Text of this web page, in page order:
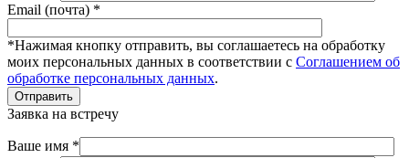
Email (почта) *
*Нажимая кнопку отправить, вы соглашаетесь на обработку
моих персональных данных в соответствии с Соглашением об
обработке персональных данных.
Отправить
Заявка на встречу
Ваше имя *